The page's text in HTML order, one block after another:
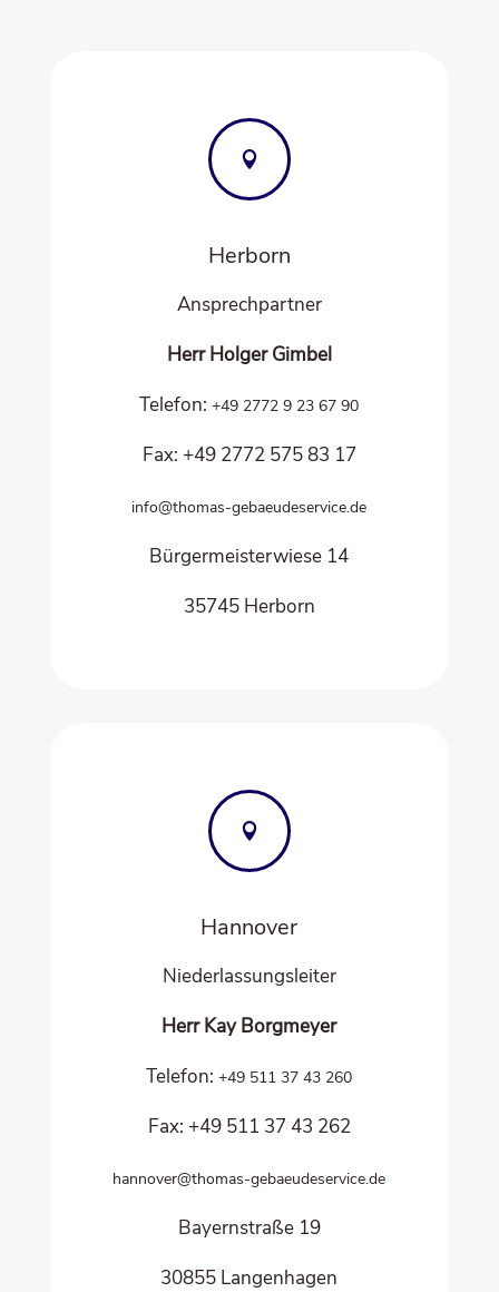

Her­born
Ansprech­part­ner
Herr Hol­ger Gimbel
Tele­fon:+49 2772 9 23 67 90
Fax: +49 2772 575 83 17
info@thomas-gebaeudeservice.de
Bür­ger­meis­ter­wie­se 14
35745 Her­born

Han­no­ver
Nie­der­las­sungs­lei­ter
Herr Kay Borgmeyer
Tele­fon:+49 511 37 43 260
Fax: +49 511 37 43 262
hannover@thomas-gebaeudeservice.de
Bay­ern­stra­ße 19
30855 Lan­gen­ha­gen